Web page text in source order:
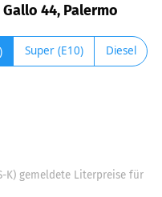
44, Palermo
Super (E10) Diesel
K) gemeldete Literpreise für